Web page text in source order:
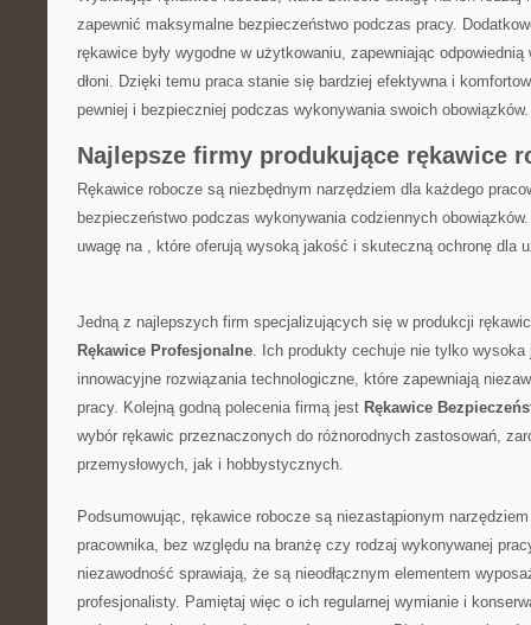
zapewnić maksymalne bezpieczeństwo podczas⁢ pracy.
⁣rękawice były wygodne w​ użytkowaniu, zapewniając
dłoni. Dzięki temu praca stanie się bardziej ⁣efektywna i‌
pewniej i bezpieczniej podczas wykonywania⁣ swoich obowiązków.
Najlepsze firmy‌ produkujące rękawice
Rękawice robocze ⁣są niezbędnym narzędziem dla każdego
bezpieczeństwo podczas wykonywania⁤ codziennych
uwagę na ,​ które oferują ⁤wysoką jakość i skuteczną ochronę⁤ dla
Jedną z najlepszych firm specjalizujących się w produkcji
Rękawice Profesjonalne. Ich produkty cechuje nie tylko
innowacyjne rozwiązania technologiczne, które zapewniają
pracy.⁣ Kolejną godną polecenia firmą jest Rękawice
wybór rękawic przeznaczonych do różnorodnych zastosowań,
przemysłowych, jak i⁣ hobbystycznych.
Podsumowując, rękawice robocze⁣ są niezastąpionym
pracownika, ⁣bez względu na branżę‌ czy rodzaj wykonywanej
niezawodność sprawiają, że ​są nieodłącznym elementem
profesjonalisty. Pamiętaj więc o ich regularnej ‍wymianie i